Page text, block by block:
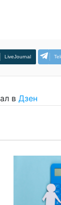
LiveJournal
в Дзен